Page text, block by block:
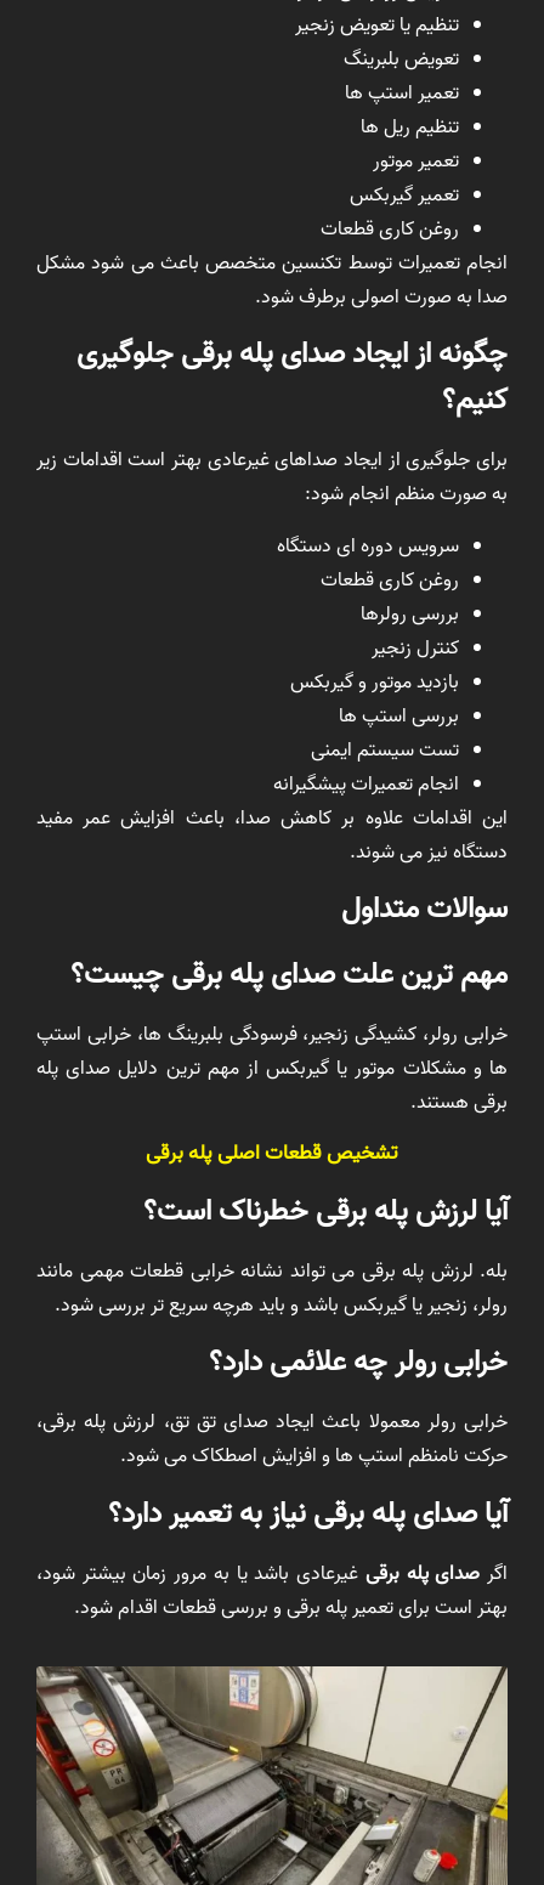
تنظیم یا تعویض زنجیر
تعویض بلبرینگ
تعمیر استپ ها
تنظیم ریل ها
تعمیر موتور
تعمیر گیربکس
روغن کاری قطعات
انجام تعمیرات توسط تکنسین متخصص باعث می شود مشکل
صدا به صورت اصولی برطرف شود.
چگونه از ایجاد صدای پله برقی جلوگیری
کنیم؟
برای جلوگیری از ایجاد صداهای غیرعادی بهتر است اقدامات زیر
به صورت منظم انجام شود:
سرویس دوره ای دستگاه
روغن کاری قطعات
بررسی رولرها
کنترل زنجیر
بازدید موتور و گیربکس
بررسی استپ ها
تست سیستم ایمنی
انجام تعمیرات پیشگیرانه
این اقدامات علاوه بر کاهش صدا، باعث افزایش عمر مفید
دستگاه نیز می شوند.
سوالات متداول
مهم ترین علت صدای پله برقی چیست؟
خرابی رولر، کشیدگی زنجیر، فرسودگی بلبرینگ ها، خرابی استپ
ها و مشکلات موتور یا گیربکس از مهم ترین دلایل صدای پله
برقی هستند.
تشخیص قطعات اصلی پله برقی
آیا لرزش پله برقی خطرناک است؟
بله. لرزش پله برقی می تواند نشانه خرابی قطعات مهمی مانند
رولر، زنجیر یا گیربکس باشد و باید هرچه سریع تر بررسی شود.
خرابی رولر چه علائمی دارد؟
خرابی رولر معمولا باعث ایجاد صدای تق تق، لرزش پله برقی،
حرکت نامنظم استپ ها و افزایش اصطکاک می شود.
آیا صدای پله برقی نیاز به تعمیر دارد؟
اگر صدای پله برقی غیرعادی باشد یا به مرور زمان بیشتر شود،
بهتر است برای تعمیر پله برقی و بررسی قطعات اقدام شود.